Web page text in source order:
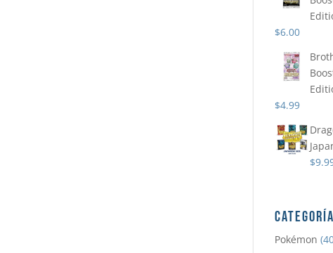
$6.00
$4.99
$
Pokémon